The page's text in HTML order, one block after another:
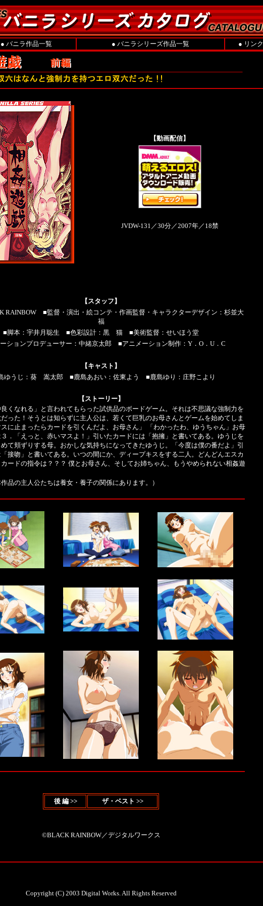
● バニラ作品一覧 ● バニラシリーズ作品一覧 ● リンク
【動画配信】
JVDW-131／30分／2007年／18禁
【スタッフ】
RAINBOW ■監督・演出・絵コンテ・作画監督・キャラクターデザイン：杉並大
福
■脚本：宇井月聡生 ■色彩設計：黒 猫 ■美術監督：せいほう堂
ションプロデューサー：中緒京太郎 ■アニメーション制作：Y．O．U．C
【キャスト】
ゆうじ ： 葵 嵩太郎■鹿島あおい： 佐東よう ■鹿島ゆり ：庄野こより
【ストーリー】
良くなれる」と言われてもらった試供品のボードゲーム。それは不思議な強制力を
った！そうとは知らずに主人公は、若くて巨乳のお母さんとゲームを始めてしま
に止まったらカードを引くんだよ、お母さん」 「わかったわ、ゆうちゃん」お母
．「えっと、赤いマスよ！」引いたカードには「抱擁」と書いてある。ゆうじを
て頬ずりする母。おかしな気持ちになってきたゆうじ。「今度は僕の番だよ」引
接吻」と書いてある。いつの間にか、ディープキスをする二人。どんどんエスカ
ードの指令は？？？ 僕とお母さん、そしてお姉ちゃん、もうやめられない相姦遊
作品の主人公たちは養女・養子の関係にあります。）
後 編 >> ザ・ベスト >>
©BLACK RAINBOW／デジタルワークス
Copyright (C) 2003 Digital Works. All Rights Reserved